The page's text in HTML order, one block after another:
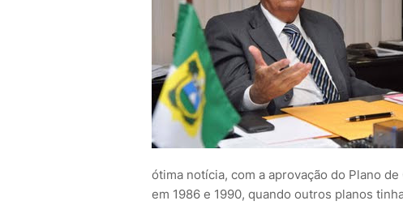
ótima notícia, com a aprovação do Plano
em 1986 e 1990, quando outros planos